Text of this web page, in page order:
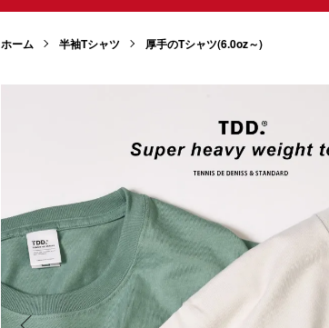
ホーム 半袖Tシャツ 厚手のTシャツ(6.0oz～)